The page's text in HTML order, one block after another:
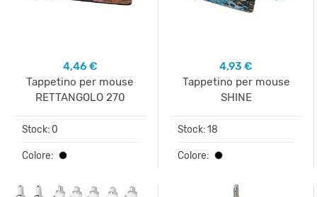
4,46 €
Tappetino per mouse
RETTANGOLO 270
Stock: 0
Colore:
4,93 €
Tappetino per mouse
SHINE
Stock: 18
Colore: